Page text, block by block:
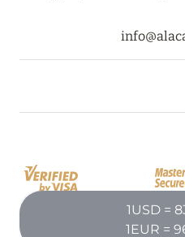
30 июля 2024
СПЕЦИАЛЬНЫМ
19 июля 2024
BIJAL: АКТУАЛЬНЫЕ
1USD =
1EUR =